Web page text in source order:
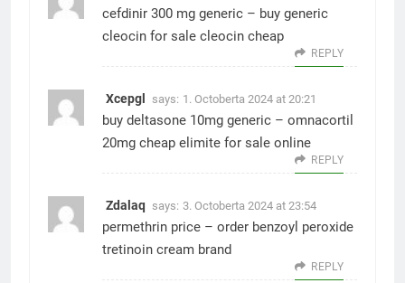
cefdinir 300 mg generic – buy generic
cleocin for sale cleocin cheap
REPLY
Xcepgl says: 1. Octoberta 2024 at 20:21
buy deltasone 10mg generic – omnacortil
20mg cheap elimite for sale online
REPLY
Zdalaq says: 3. Octoberta 2024 at 23:54
permethrin price – order benzoyl peroxide
tretinoin cream brand
REPLY